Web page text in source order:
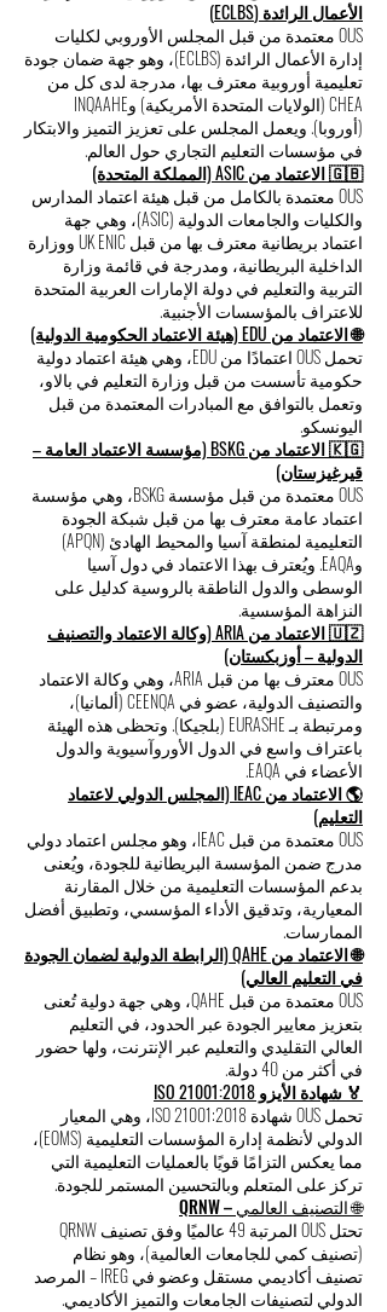
الأعمال الرائدة (ECLBS)
OUS معتمدة من قبل المجلس الأوروبي لكليات
إدارة الأعمال الرائدة (ECLBS)، وهو جهة ضمان جودة
تعليمية أوروبية معترف بها، مدرجة لدى كل من
CHEA (الولايات المتحدة الأمريكية) وINQAAHE
(أوروبا). ويعمل المجلس على تعزيز التميز والابتكار
في مؤسسات التعليم التجاري حول العالم.
🇬🇧 الاعتماد من ASIC (المملكة المتحدة)
OUS معتمدة بالكامل من قبل هيئة اعتماد المدارس
والكليات والجامعات الدولية (ASIC)، وهي جهة
اعتماد بريطانية معترف بها من قبل UK ENIC ووزارة
الداخلية البريطانية، ومدرجة في قائمة وزارة
التربية والتعليم في دولة الإمارات العربية المتحدة
للاعتراف بالمؤسسات الأجنبية.
🌐 الاعتماد من EDU (هيئة الاعتماد الحكومية الدولية)
تحمل OUS اعتمادًا من EDU، وهي هيئة اعتماد دولية
حكومية تأسست من قبل وزارة التعليم في بالاو،
وتعمل بالتوافق مع المبادرات المعتمدة من قبل
اليونسكو.
🇰🇬 الاعتماد من BSKG (مؤسسة الاعتماد العامة –
قيرغيزستان)
OUS معتمدة من قبل مؤسسة BSKG، وهي مؤسسة
اعتماد عامة معترف بها من قبل شبكة الجودة
التعليمية لمنطقة آسيا والمحيط الهادئ (APQN)
وEAQA. ويُعترف بهذا الاعتماد في دول آسيا
الوسطى والدول الناطقة بالروسية كدليل على
النزاهة المؤسسية.
🇺🇿 الاعتماد من ARIA (وكالة الاعتماد والتصنيف
الدولية – أوزبكستان)
OUS معترف بها من قبل ARIA، وهي وكالة الاعتماد
والتصنيف الدولية، عضو في CEENQA (ألمانيا)،
ومرتبطة بـ EURASHE (بلجيكا). وتحظى هذه الهيئة
باعتراف واسع في الدول الأوروآسيوية والدول
الأعضاء في EAQA.
🌎 الاعتماد من IEAC (المجلس الدولي لاعتماد
التعليم)
OUS معتمدة من قبل IEAC، وهو مجلس اعتماد دولي
مدرج ضمن المؤسسة البريطانية للجودة، ويُعنى
بدعم المؤسسات التعليمية من خلال المقارنة
المعيارية، وتدقيق الأداء المؤسسي، وتطبيق أفضل
الممارسات.
🌐 الاعتماد من QAHE (الرابطة الدولية لضمان الجودة
في التعليم العالي)
OUS معتمدة من قبل QAHE، وهي جهة دولية تُعنى
بتعزيز معايير الجودة عبر الحدود، في التعليم
العالي التقليدي والتعليم عبر الإنترنت، ولها حضور
في أكثر من 40 دولة.
🏅 شهادة الأيزو ISO 21001:2018
تحمل OUS شهادة ISO 21001:2018، وهي المعيار
الدولي لأنظمة إدارة المؤسسات التعليمية (EOMS)،
مما يعكس التزامًا قويًا بالعمليات التعليمية التي
تركز على المتعلم وبالتحسين المستمر للجودة.
🌐 التصنيف العالمي – QRNW
تحتل OUS المرتبة 49 عالميًا وفق تصنيف QRNW
(تصنيف كمي للجامعات العالمية)، وهو نظام
تصنيف أكاديمي مستقل وعضو في IREG – المرصد
الدولي لتصنيفات الجامعات والتميز الأكاديمي.